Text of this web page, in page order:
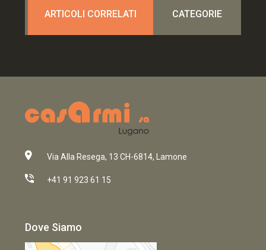
ARTICOLI CORRELATI CATEGORIE
Via Alla Resega, 13 CH-6814, Lamone
+41 91 923 61 15
Dove Siamo